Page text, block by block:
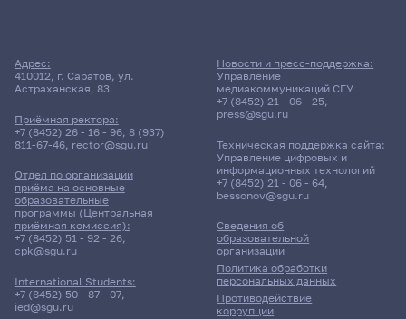
Адрес:
410012, г. Саратов, ул.
Астраханская, 83
Приёмная ректора:
+7 (8452) 26 - 16 - 96, 8 (937)
811-67-46, rector@sgu.ru
Отдел по организации
приёма на основные
образовательные
программы (Центральная
приёмная комиссия):
+7 (8452) 51 - 92 - 26,
cpk@sgu.ru
International Students:
+7 (8452) 50 - 87 - 07,
ied@sgu.ru
Сведения об
образовательной
организации
Политика обработки
персональных данных
Противодействие
коррупции
Новости и пресс-поддержка:
Управление
медиакоммуникаций СГУ
+7 (8452) 21 - 06 - 25,
press@sgu.ru
Техническая поддержка сайта:
Управление цифровых и
информационных технологий
+7 (8452) 21 - 06 - 64,
bessonov@sgu.ru